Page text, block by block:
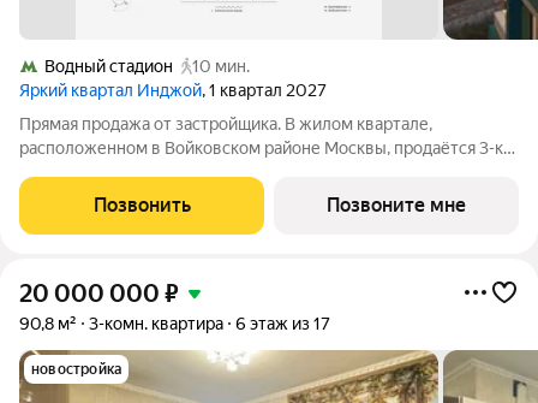
Водный стадион
10 мин.
Яркий квартал Инджой, 1 квартал 2027
Прямая продажа от застройщика. В жилом квартале,
расположенном в Войковском районе Москвы, продаётся 3-к
расположена на 16 этаже 33-этажного дома, корпус 1, в жилом
квартале бизнес-класса Инджой.
Позвонить Позвоните мне
20 000 000 ₽
90,8 м² 3-комн. квартира 6 этаж из 17
новостройка